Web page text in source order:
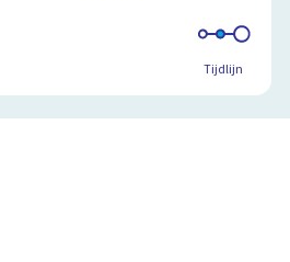
Tijdlijn